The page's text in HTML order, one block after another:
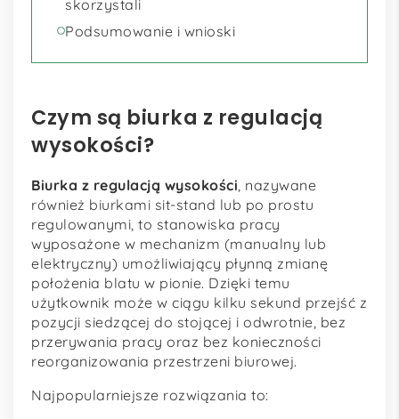
skorzystali
Podsumowanie i wnioski
Czym są biurka z regulacją
wysokości?
Biurka z regulacją wysokości, nazywane
również biurkami sit-stand lub po prostu
regulowanymi, to stanowiska pracy
wyposażone w mechanizm (manualny lub
elektryczny) umożliwiający płynną zmianę
położenia blatu w pionie. Dzięki temu
użytkownik może w ciągu kilku sekund przejść z
pozycji siedzącej do stojącej i odwrotnie, bez
przerywania pracy oraz bez konieczności
reorganizowania przestrzeni biurowej.
Najpopularniejsze rozwiązania to: